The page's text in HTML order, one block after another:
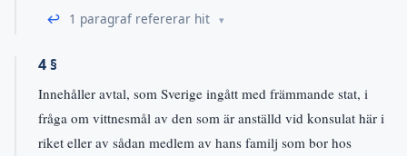
↩ 1 paragraf refererar hit
4 §
Innehåller avtal, som Sverige ingått med främmande stat, i
fråga om vittnesmål av den som är anställd vid konsulat här i
riket eller av sådan medlem av hans familj som bor hos